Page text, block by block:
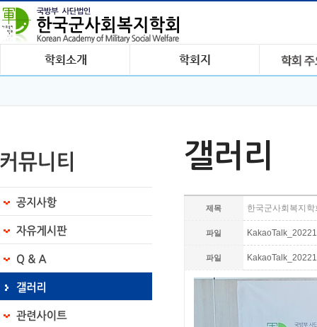
갤러리
제목 한국군사회복지
파일
파일